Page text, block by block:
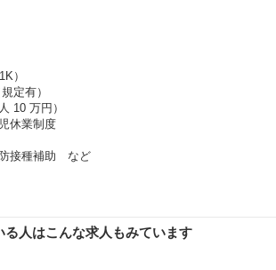
）
定有）
10 万円）
休業制度
接種補助 など
る人はこんな求人もみています